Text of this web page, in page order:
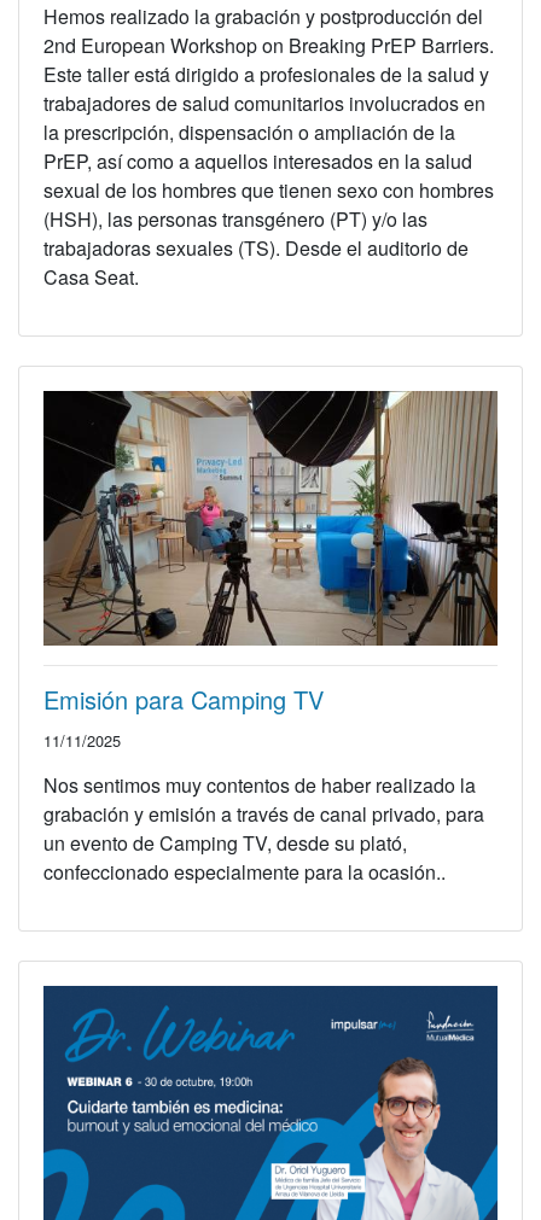
Hemos realizado la grabación y postproducción del
2nd European Workshop on Breaking PrEP Barriers.
Este taller está dirigido a profesionales de la salud y
trabajadores de salud comunitarios involucrados en
la prescripción, dispensación o ampliación de la
PrEP, así como a aquellos interesados en la salud
sexual de los hombres que tienen sexo con hombres
(HSH), las personas transgénero (PT) y/o las
trabajadoras sexuales (TS). Desde el auditorio de
Casa Seat.
Emisión para Camping TV
11/11/2025
Nos sentimos muy contentos de haber realizado la
grabación y emisión a través de canal privado, para
un evento de Camping TV, desde su plató,
confeccionado especialmente para la ocasión..